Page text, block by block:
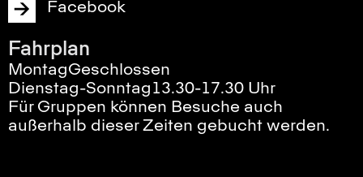
Facebook
Fahrplan
MontagGeschlossen
Dienstag-Sonntag 13.30-17.30 Uhr
Für Gruppen können Besuche auch
außerhalb dieser Zeiten gebucht werden.